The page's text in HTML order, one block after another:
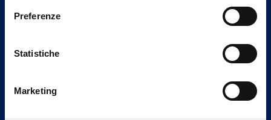
Preferenze
Statistiche
Marketing